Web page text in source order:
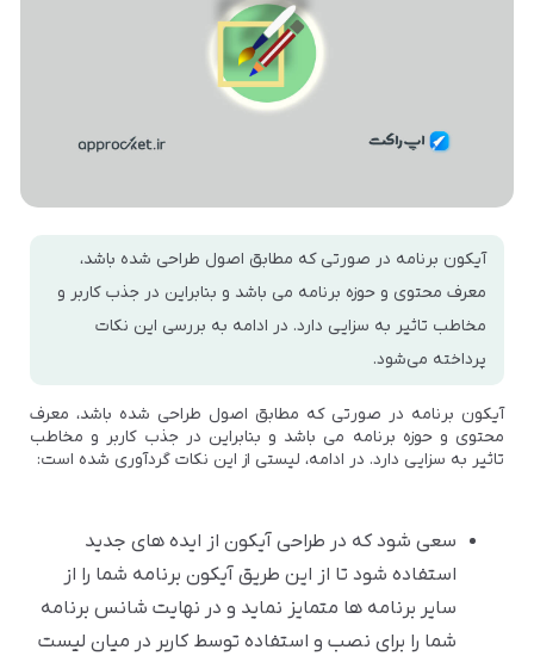
آیکون برنامه در صورتی که مطابق اصول طراحی شده باشد،
معرف محتوی و حوزه برنامه می باشد و بنابراین در جذب کاربر و
مخاطب تاثیر به سزایی دارد. در ادامه به بررسی این نکات
پرداخته می‌شود.
آیکون برنامه در صورتی که مطابق اصول طراحی شده باشد، معرف
محتوی و حوزه برنامه می باشد و بنابراین در جذب کاربر و مخاطب
تاثیر به سزایی دارد. در ادامه، لیستی از این نکات گردآوری شده است:
سعی شود که در طراحی آیکون از ایده های جدید
استفاده شود تا از این طریق آیکون برنامه شما را از
سایر برنامه ها متمایز نماید و در نهایت شانس برنامه
شما را برای نصب و استفاده توسط کاربر در میان لیست